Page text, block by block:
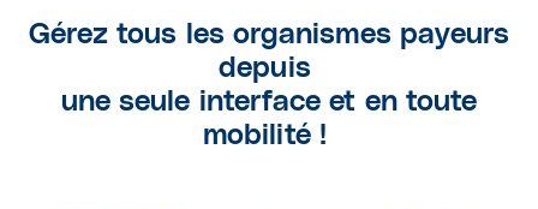
Gérez tous les organismes payeurs
depuis
une seule interface et en toute
mobilité !